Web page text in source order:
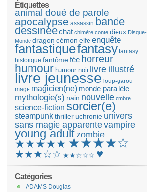
Étiquettes
animal doué de parole
apocalypse assassin bande
dessinéechat chimère conte dieux Disque-
Monde dragon démon elfeenquête
fantastiquefantasy fantasy
historique fantômefée horreur
humour humour noir livre illustré
livre jeunesse loup-garou
mage magicien(ne) monde parallèle
mythologie(s) nain nouvelle ombre
science-fiction sorcier(e)
steampunkthriller uchronie univers
sans magie apparentevampire
young adultzombie
★★★★★ ★★★★☆
★★★☆☆ ★★☆☆☆ ♥
Catégories
ADAMS Douglas